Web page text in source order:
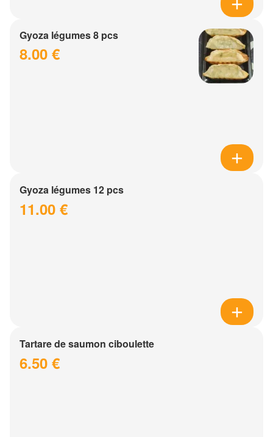
Gyoza légumes 8 pcs
8.00 €
Gyoza légumes 12 pcs
11.00 €
Tartare de saumon ciboulette
6.50 €